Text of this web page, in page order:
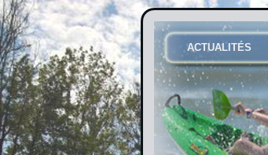
ACTUALITÉS